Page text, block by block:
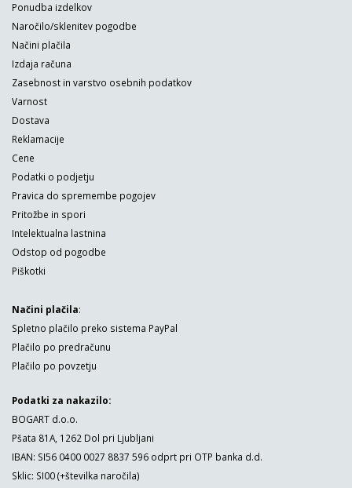
Ponudba izdelkov
Naročilo/sklenitev pogodbe
Načini plačila
Izdaja računa
Zasebnost in varstvo osebnih podatkov
Varnost
Dostava
Reklamacije
Cene
Podatki o podjetju
Pravica do spremembe pogojev
Pritožbe in spori
Intelektualna lastnina
Odstop od pogodbe
Piškotki
Načini plačila:
Spletno plačilo preko sistema PayPal
Plačilo po predračunu
Plačilo po povzetju
Podatki za nakazilo:
BOGART d.o.o.
Pšata 81A, 1262 Dol pri Ljubljani
IBAN: SI56 0400 0027 8837 596 odprt pri OTP banka d.d.
Sklic: SI00 (+številka naročila)